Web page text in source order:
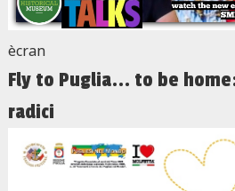
ècran
Fly to Puglia... to be
radici